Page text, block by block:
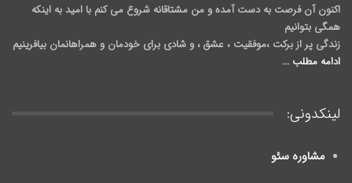
اکنون آن فرصت به دست آمده و من مشتاقانه شروع می کنم با امید به اینکه
همگی بتوانیم
زندگی پر از برکت ،موفقیت ، عشق ، و شادی برای خودمان و همراهانمان بیافرینیم
ادامه مطلب ...
لینکدونی:
مشاوره سئو